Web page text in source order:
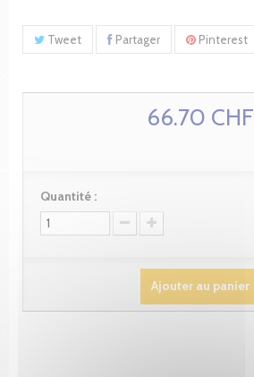
Tweet Partager Pinterest
66.70 CHF
Quantité :
Ajouter au panier